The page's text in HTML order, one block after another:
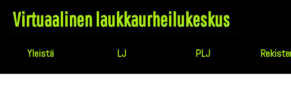
Virtuaalinen laukkaurheilukeskus
Yleistä LJ PLJ